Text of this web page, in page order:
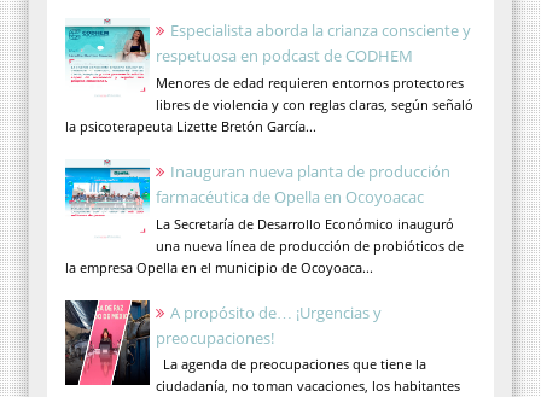
Especialista aborda la crianza consciente y
respetuosa en podcast de CODHEM
Menores de edad requieren entornos protectores
libres de violencia y con reglas claras, según señaló
la psicoterapeuta Lizette Bretón García...
Inauguran nueva planta de producción
farmacéutica de Opella en Ocoyoacac
La Secretaría de Desarrollo Económico inauguró
una nueva línea de producción de probióticos de
la empresa Opella en el municipio de Ocoyoaca...
A propósito de… ¡Urgencias y
preocupaciones!
La agenda de preocupaciones que tiene la
ciudadanía, no toman vacaciones, los habitantes